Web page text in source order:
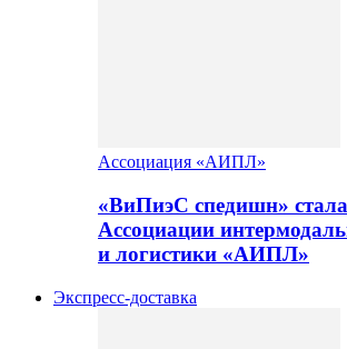
Ассоциация «АИПЛ»
«ВиПиэС спедишн»
Ассоциации
и логистики «АИПЛ»
Экспресс-доставка